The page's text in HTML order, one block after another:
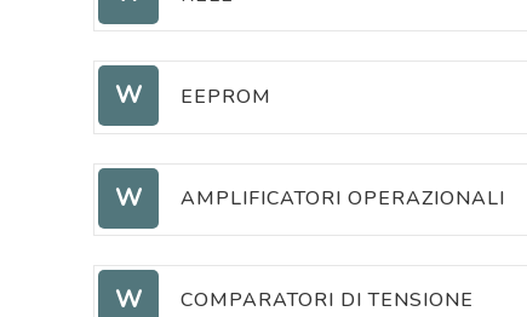
W EEPROM
EEPROM
W AMPLIFICATORI OPERAZIONALI
AMPLIFICATORI OPERAZIONALI
W COMPARATORI DI TENSIONE